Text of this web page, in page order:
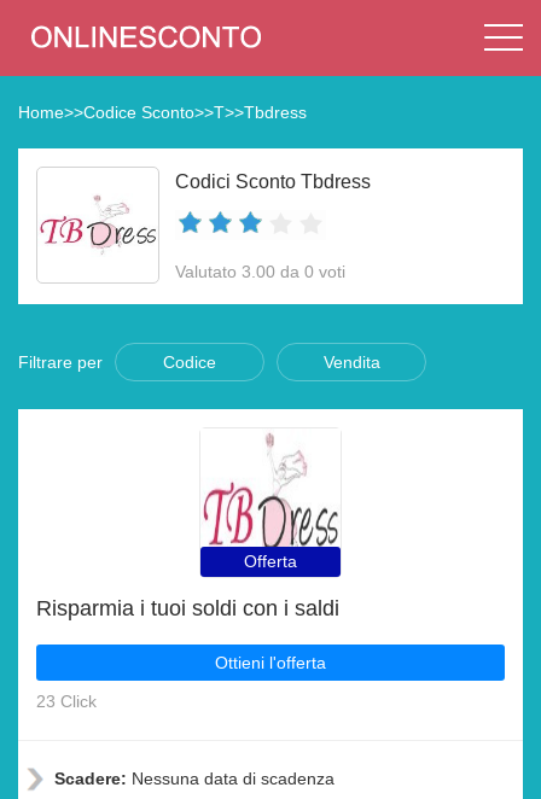
Home>>Codice Sconto>>T>>Tbdress
Codici Sconto Tbdress
Valutato 3.00 da 0 voti
Filtrare per Codice Vendita
Offerta
Risparmia i tuoi soldi con i saldi
Ottieni l'offerta
23 Click
Scadere: Nessuna data di scadenza